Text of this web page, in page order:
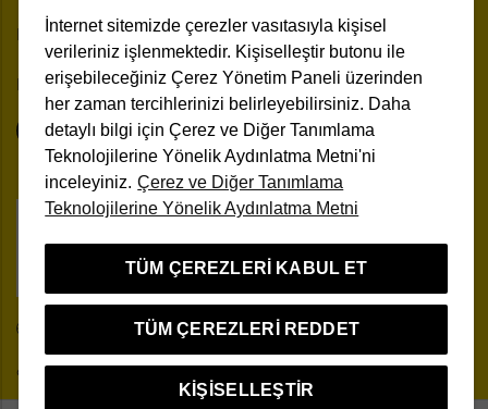
Mağazalar
Kampanya Koşulları
Bizi Takip Edin
Çerez Yönetim Paneli
© 2026 Beymen Tüm Hakları Saklıdır
İnternet sitemizde çerezler vasıtasıyla kişisel
verileriniz işlenmektedir. Kişiselleştir butonu ile
erişebileceğiniz Çerez Yönetim Paneli üzerinden
her zaman tercihlerinizi belirleyebilirsiniz. Daha
detaylı bilgi için Çerez ve Diğer Tanımlama
Teknolojilerine Yönelik Aydınlatma Metni'ni
inceleyiniz. Çerez ve Diğer Tanımlama
Teknolojilerine Yönelik Aydınlatma Metni
TÜM ÇEREZLERI KABUL ET
TÜM ÇEREZLERI REDDET
KIŞISELLEŞTIR